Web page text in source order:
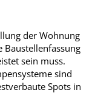
der Wohnung
Baustellenfassung
sein muss.
sind
Spots in